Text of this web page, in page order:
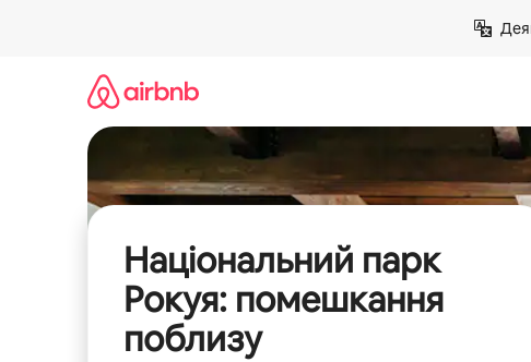
Національний парк
Рокуя: помешкання
поблизу